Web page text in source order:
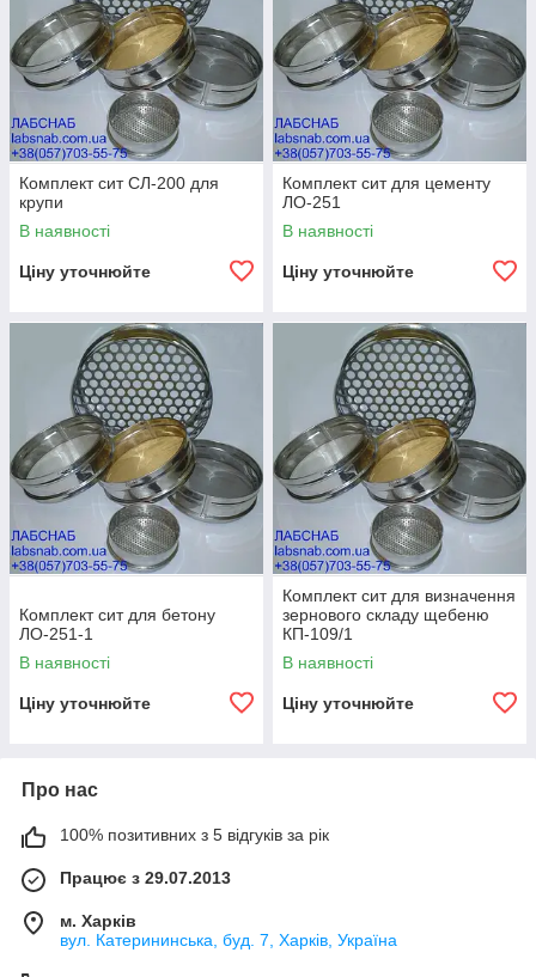
Комплект сит СЛ-200 для
крупи
В наявності
Ціну уточнюйте
Комплект сит для цементу
ЛО-251
В наявності
Ціну уточнюйте
Комплект сит для бетону
ЛО-251-1
В наявності
Ціну уточнюйте
Комплект сит для визначення
зернового складу щебеню
КП-109/1
В наявності
Ціну уточнюйте
Про нас
100% позитивних з 5 відгуків за рік
Працює з 29.07.2013
м. Харків
вул. Катерининська, буд. 7, Харків, Україна